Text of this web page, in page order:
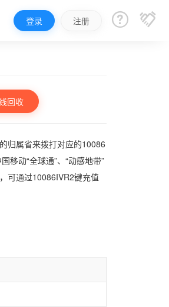
登录 注册  
回收
归属省来拨打对应的10086
移动“全球通”、“动感地带”
可通过10086IVR2键充值